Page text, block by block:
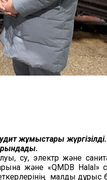
жұмыстары
су, электр және
және «QMDB Halal»
малды